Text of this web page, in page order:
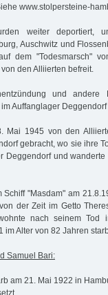
www.stolpersteine-
weiter deportiert,
Auschwitz und
dem "Todesmarsch"
den Alliierten befreit.
und andere
Auffanglager
Mai 1945 von den
gebracht, wo sie ihre
Deggendorf und
"Masdam" am
der Zeit im Getto
nach seinem Tod
im Alter von 82 Jahren
Samuel Bari:
am 21. Mai 1922 in